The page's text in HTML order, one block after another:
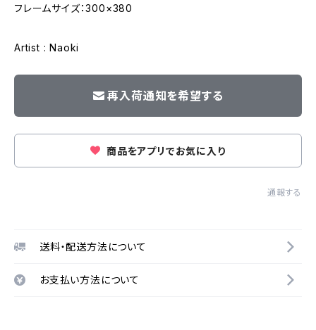
フレームサイズ：300×380
Artist : Naoki
再入荷通知を希望する
商品をアプリでお気に入り
通報する
送料・配送方法について
お支払い方法について